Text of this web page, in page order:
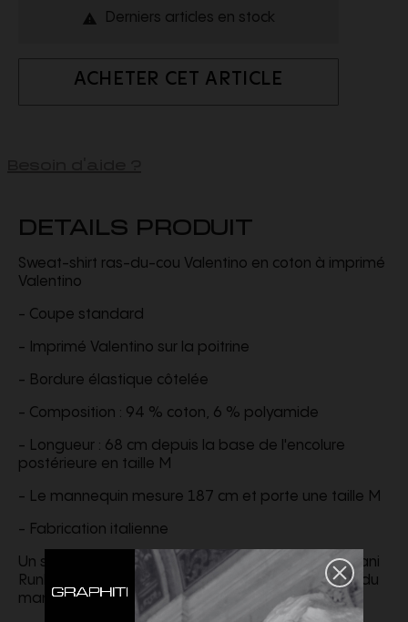
 Derniers articles en stock
ACHETER CET ARTICLE
DETAILS PRODUIT
Sweat-shirt ras-du-cou Valentino en coton à imprimé
Valentino
- Coupe standard
- Imprimé Valentino sur la poitrine
- Bordure élastique côtelée
- Composition : 94 % coton, 6 % polyamide
- Longueur : 68 cm depuis la base de l'encolure
postérieure en taille M
- Le mannequin mesure 187 cm et porte une taille M
- Fabrication italienne
Un sac Alltime et des chaussures Valentino Garavani
Runboot Valentino Garavani complètent la tenue du
mannequin.